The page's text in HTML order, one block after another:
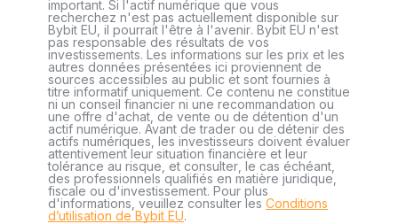
important. Si l'actif numérique que vous
recherchez n'est pas actuellement disponible sur
Bybit EU, il pourrait l'être à l'avenir. Bybit EU n'est
pas responsable des résultats de vos
investissements. Les informations sur les prix et les
autres données présentées ici proviennent de
sources accessibles au public et sont fournies à
titre informatif uniquement. Ce contenu ne constitue
ni un conseil financier ni une recommandation ou
une offre d'achat, de vente ou de détention d'un
actif numérique. Avant de trader ou de détenir des
actifs numériques, les investisseurs doivent évaluer
attentivement leur situation financière et leur
tolérance au risque, et consulter, le cas échéant,
des professionnels qualifiés en matière juridique,
fiscale ou d'investissement. Pour plus
d'informations, veuillez consulter les Conditions
d’utilisation de Bybit EU.